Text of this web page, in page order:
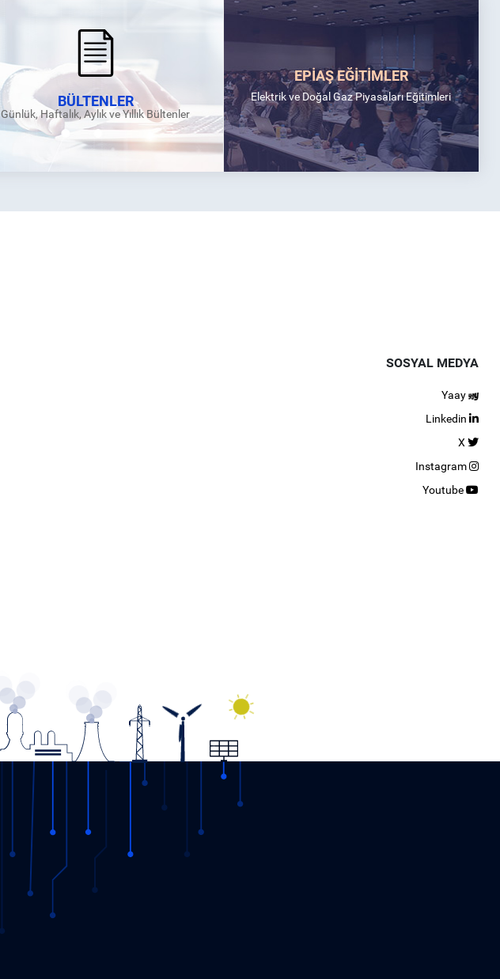
BÜLTENLER
Günlük, Haftalık, Aylık ve Yıllık Bültenler
EPİAŞ EĞİTİMLER
Elektrik ve Doğal Gaz Piyasaları Eğitimleri
SOSYAL MEDYA
Yaay
Linkedin
X
Instagram
Youtube